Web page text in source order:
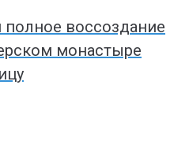
воссоздание
монастыре